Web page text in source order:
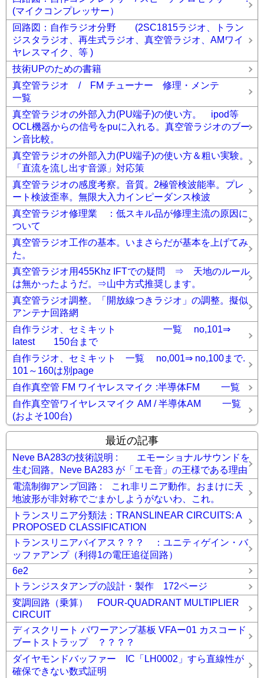
(マイクコンプレッサー）
回路図：自作ラジオ分野 (2SC1815ラジオ、トラン
ジスタラジオ、再生式ラジオ、真空管ラジオ、AMワイ
ヤレスマイク、等 )
技術UPのための書籍
真空管ラジオ / FM チューナー 修理・メンテ
一覧
真空管ラジオの外部入力(PU端子)の使い方。 ipod等
OCL機器からの信号をpuに入れる。真空管ラジオのブー
ン音比較。
真空管ラジオの外部入力(PU端子)の使い方＆粗い実験。
「直流を流し出す音源」対応策
真空管ラジオの感度考察。音質。2極管検波能率。プレ
ート検波歪率。無限大入力インピーダンス検波
真空管ラジオ修理業 ：低スキル品が修理主流の原因に
ついて
真空管ラジオ工作の基本。いまさらだが基本を上げてみ
た。
真空管ラジオ用455Khz IFTでの疑問 ⇒ 天地のルール
は無かったようだ。⇒山中方式推奨します。
真空管ラジオ調整。「開放線つきラジオ」の調整。擬似
アンテナ回路網
自作ラジオ、セミキット 一覧 no,101⇒
latest 150台まで
自作ラジオ、セミキット 一覧 no,001⇒ no,100まで.
101～160は別page
自作真空管 FM ワイヤレスマイク :半導体FM 一覧
自作真空管ワイヤレスマイク AM / 半導体AM 一覧
(およそ100台)
最近の記事
Neve BA283の技術説明 : エモーショナルサウンドを
生む回路。Neve BA283 が「エモ音」の王様である理由
電流制御アンプ回路 : これ非リニア動作。おまけに天
地波形が非対称でごまかしようがないわ、これ。
トランスリニア分類法：TRANSLINEAR CIRCUITS: A
PROPOSED CLASSIFICATION
トランスリニアバイアス？？？ ：ユニティゲイン・バ
ッファアンプ（利得1の電圧追従回路）
6e2
トランジスタアンプの設計・製作 172ページ
変調回路（乗算） FOUR-QUADRANT MULTIPLIER
CIRCUIT
ディスクリート パワーアンプ基板 VFAー01 カスコード
ブートストラップ ？？？？
ダイヤモンドバッファー IC「LH0002」すら直線性が
確保できない数式証明